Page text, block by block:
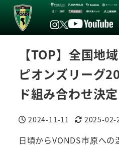
【TOP】全国地
ピオンズリーグ
ド組み合わせ決定
投稿日
2024-11-11
更新日
2025-02-
日頃からVONDS市原へ